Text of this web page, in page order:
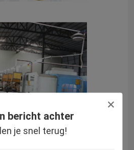
bericht achter
je snel terug!